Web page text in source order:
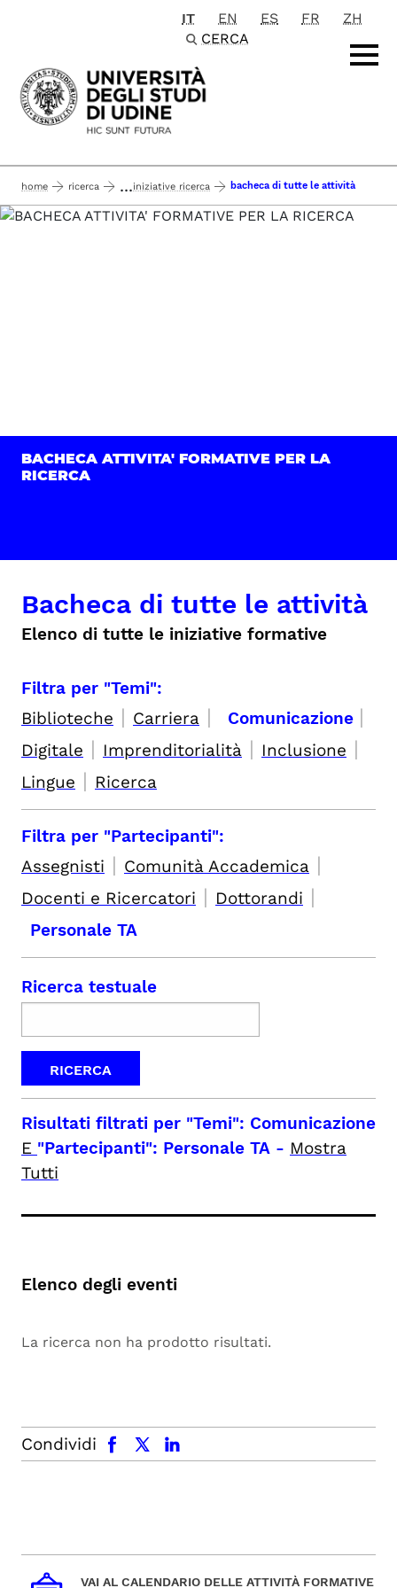
Passa al contenuto principale
IT EN ES FR
ZH
CERCA
home ricerca ...iniziative ricerca bacheca di tutte le attività
BACHECA ATTIVITA' FORMATIVE PER LA
RICERCA
Bacheca di tutte le attività
Elenco di tutte le iniziative formative
Filtra per "Temi":
Biblioteche | Carriera | Comunicazione |
Digitale | Imprenditorialità | Inclusione |
Lingue | Ricerca
Filtra per "Partecipanti":
Assegnisti | Comunità Accademica |
Docenti e Ricercatori | Dottorandi |
Personale TA
Ricerca testuale
Risultati filtrati per "Temi": Comunicazione
E "Partecipanti": Personale TA - Mostra
Tutti
Elenco degli eventi
La ricerca non ha prodotto risultati.
Condividi
facebook x.com linkedin
VAI AL CALENDARIO DELLE ATTIVITÀ FORMATIVE